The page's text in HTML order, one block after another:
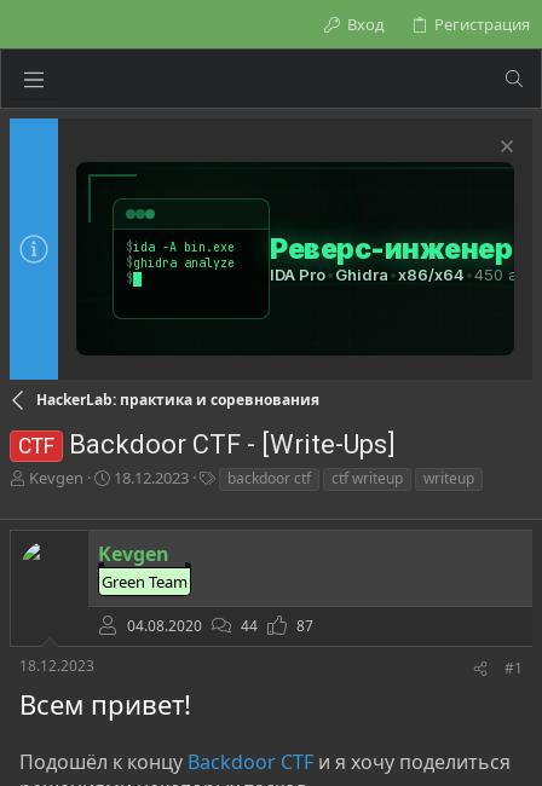
Вход Регистрация
HackerLab: практика и соревнования
CTF Backdoor CTF - [Write-Ups]
А
т
о
р
ы
Kevgen
Д
т
н
а
ч
а
л
18.12.2023
г
backdoor ctf ctf writeup writeup
Kevgen
Green Team
04.08.2020 44
87
18.12.2023
#1
Всем привет!
Подошёл к концу Backdoor CTF и я хочу поделиться